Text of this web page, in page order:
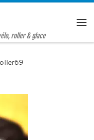
roller & glace